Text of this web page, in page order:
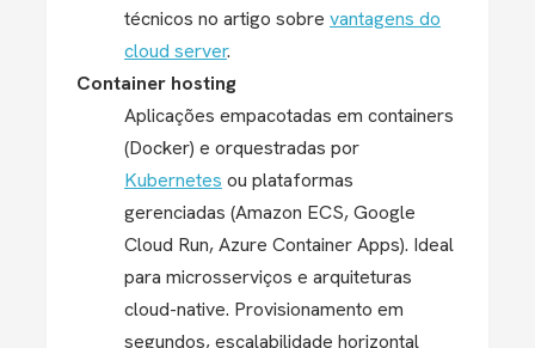
técnicos no artigo sobre vantagens do
cloud server.
Container hosting
Aplicações empacotadas em containers
(Docker) e orquestradas por
Kubernetes ou plataformas
gerenciadas (Amazon ECS, Google
Cloud Run, Azure Container Apps). Ideal
para microsserviços e arquiteturas
cloud-native. Provisionamento em
segundos, escalabilidade horizontal